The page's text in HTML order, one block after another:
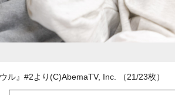
ル』#2より(C)AbemaTV, Inc. （21/23枚）